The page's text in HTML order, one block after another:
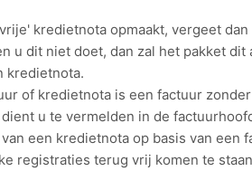
kredietnota opmaakt, vergeet
u dit niet doet, dan zal het pakket
kredietnota.
of kredietnota is een factuur
u te vermelden in de
een kredietnota op basis van een
registraties terug vrij komen te